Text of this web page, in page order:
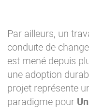
Par ailleurs, un
conduite de
est mené depuis
une adoption
projet représente
paradigme pour